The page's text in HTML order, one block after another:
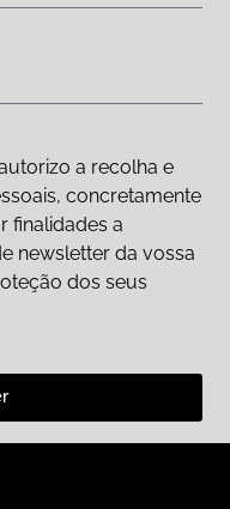
a recolha e
concretamente
finalidades a
newsletter da vossa
dos seus